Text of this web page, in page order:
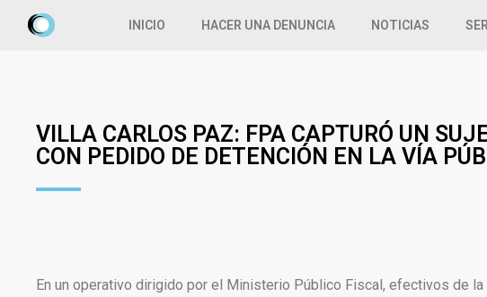
INICIO HACER UNA DENUNCIA NOTICIAS
VILLA CARLOS PAZ: FPA CAPTURÓ UN
CON PEDIDO DE DETENCIÓN EN LA VÍA
En un operativo dirigido por el Ministerio Público Fiscal, efectivos de